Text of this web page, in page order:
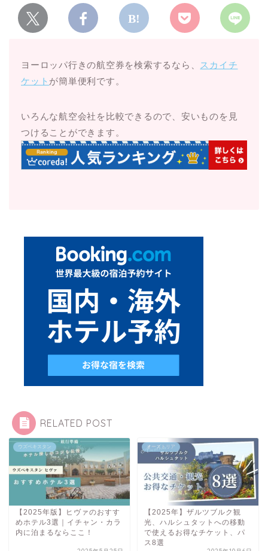
ヨーロッパ行きの航空券を検索するなら、 スカイチ
ケット が簡単便利です。
いろんな航空会社を比較できるので、安いものを見
つけることができます。
RELATED POST
ウズベキスタン
【2025年版】ヒヴァのおすす
めホテル3選｜イチャン・カラ
内に泊まるならここ！
オーストリア
【2025年】ザルツブルク観
光、ハルシュタットへの移動
で使えるお得なチケット、パ
ス8選